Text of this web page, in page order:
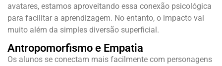
avatares, estamos aproveitando essa conexão psicológica
para facilitar a aprendizagem. No entanto, o impacto vai
muito além da simples diversão superficial.
Antropomorfismo e Empatia
Os alunos se conectam mais facilmente com personagens